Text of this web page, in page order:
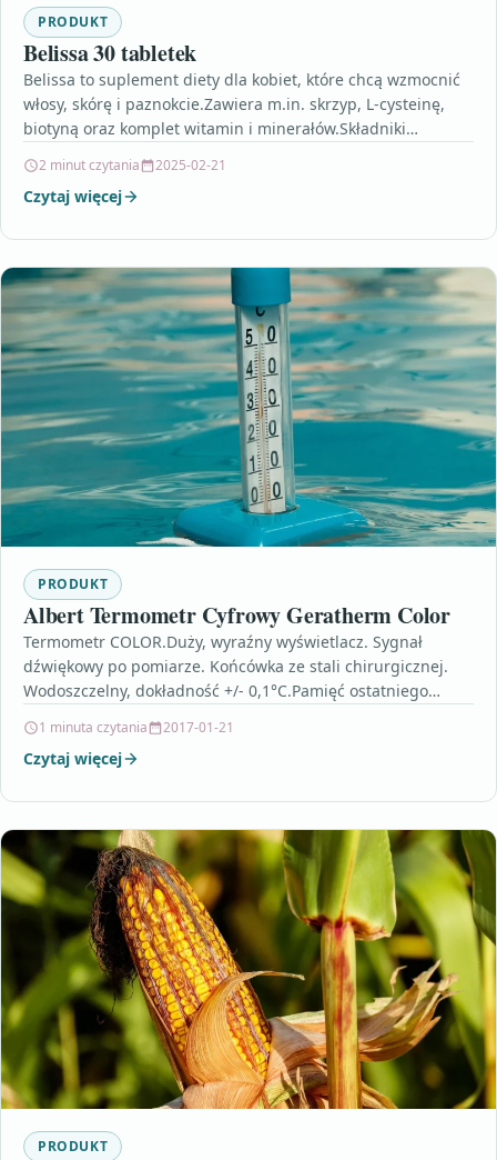
PRODUKT
Belissa 30 tabletek
Belissa to suplement diety dla kobiet, które chcą wzmocnić
włosy, skórę i paznokcie.Zawiera m.in. skrzyp, L-cysteinę,
biotyną oraz komplet witamin i minerałów.Składniki
2 minut czytania 2025-02-21
Czytaj więcej
PRODUKT
Albert Termometr Cyfrowy Geratherm Color
Termometr COLOR.Duży, wyraźny wyświetlacz. Sygnał
dźwiękowy po pomiarze. Końcówka ze stali chirurgicznej.
Wodoszczelny, dokładność +/- 0,1°C.Pamięć ostatniego
chmurka…
1 minuta czytania 2017-01-21
Czytaj więcej
PRODUKT